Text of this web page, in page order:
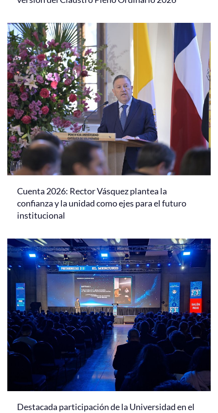
Cuenta 2026: Rector Vásquez plantea la
confianza y la unidad como ejes para el futuro
institucional
Destacada participación de la Universidad en el